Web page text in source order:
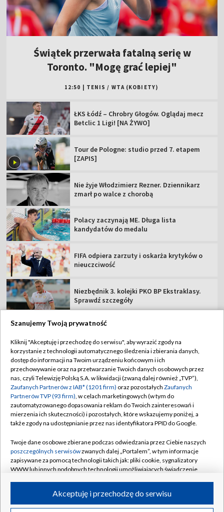
Świątek przerwała fatalną serię w
Toronto. "Mogę grać lepiej"
12:50 TENIS / WTA (KOBIETY)
ŁKS Łódź – Chrobry Głogów. Oglądaj mecz
Betclic 1 Ligi! [NA ŻYWO]
Tour de Pologne: studio przed 7. etapem
[ZAPIS]
Nie żyje Włodzimierz Rezner. Dziennikarz
zmarł po walce z chorobą
Polacy zaczynają ME. Długa lista
kandydatów do medalu
FIFA odpiera zarzuty i oskarża krytyków o
nieuczciwość
Niezbędnik 3. kolejki PKO BP Ekstraklasy.
Sprawdź szczegóły
TVP
Abonament TVP
Sklep TVP
Biuro Reklamy
Oferta Handlowa
Emisja w TVP
Rada Programowa
Ogłoszenia przetargowe
Akademia Telewizyjna
Regulamin TVP
Polityka prywatności
Moje zgody
Biuro reklamy
Kanały
©2026 Telewizja Polska Spółka Akcyjna w likwidacji
Szanujemy Twoją prywatność
Kliknij "Akceptuję i przechodzę do serwisu", aby wyrazić zgody na
korzystanie z technologii automatycznego śledzenia i zbierania danych,
dostęp do informacji na Twoim urządzeniu końcowym i ich
przechowywanie oraz na przetwarzanie Twoich danych osobowych przez
nas, czyli Telewizję Polską S.A. w likwidacji (zwaną dalej również „TVP”),
Zaufanych Partnerów z IAB* (1201 firm) oraz pozostałych Zaufanych
Partnerów TVP (93 firm), w celach marketingowych (w tym do
zautomatyzowanego dopasowania reklam do Twoich zainteresowań i
mierzenia ich skuteczności) i pozostałych, które wskazujemy poniżej, a
także zgody na udostępnianie przez nas identyfikatora PPID do Google.
Twoje dane osobowe zbierane podczas odwiedzania przez Ciebie naszych
poszczególnych serwisówzwanych dalej „Portalem”, w tym informacje
zapisywane za pomocą technologii takich jak: pliki cookie, sygnalizatory
WWW lub innych podobnych technologii umożliwiających świadczenie
ruchu w Internecie.Akceptuję i przechodzę do serwisu